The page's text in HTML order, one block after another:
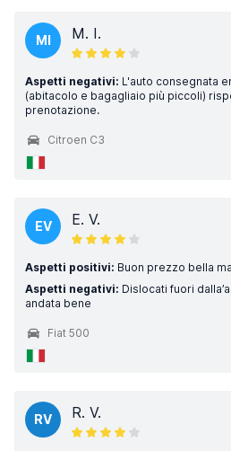
MI M. I.
Aspetti negativi: L'auto consegnata
(abitacolo e bagagliaio più piccoli)
prenotazione.
Citroen C3
EV E. V.
Aspetti positivi: Buon prezzo bella
Aspetti negativi: Dislocati fuori
andata bene
Fiat 500
RV R. V.